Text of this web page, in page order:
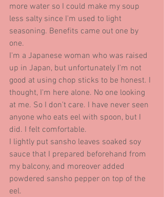
more water so I could make my soup
less salty since I'm used to light
seasoning. Benefits came out one by
one.
I'm a Japanese woman who was raised
up in Japan, but unfortunately I'm not
good at using chop sticks to be honest. I
thought, I'm here alone. No one looking
at me. So I don't care. I have never seen
anyone who eats eel with spoon, but I
did. I felt comfortable.
I lightly put sansho leaves soaked soy
sauce that I prepared beforehand from
my balcony, and moreover added
powdered sansho pepper on top of the
eel.